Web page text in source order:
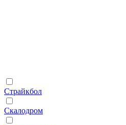
Страйкбол
Скалодром